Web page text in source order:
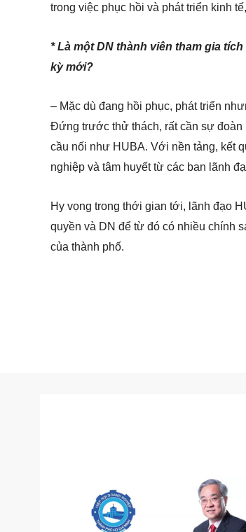
trong việc phục hồi và phát triển kinh
* Là một DN thành viên tham gia
kỳ mới?
– Mặc dù đang hồi phục, phát triển
Đứng trước thử thách, rất cần sự đoàn
cầu nối như HUBA. Với nền tảng, kết
nghiệp và tâm huyết từ các ban lãnh
Hy vọng trong thới gian tới, lãnh đạo
quyền và DN để từ đó có nhiều chính
của thành phố.